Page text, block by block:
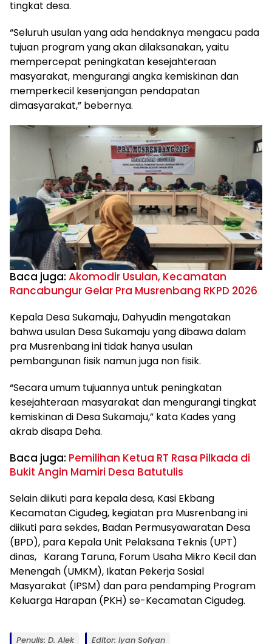
tingkat desa.
“Seluruh usulan yang ada hendaknya mengacu pada
tujuan program yang akan dilaksanakan, yaitu
mempercepat peningkatan kesejahteraan
masyarakat, mengurangi angka kemiskinan dan
memperkecil kesenjangan pendapatan
dimasyarakat,” bebernya.
Baca juga: Akomodir Usulan, Kecamatan
Rancabungur Gelar Pra Musrenbang RKPD 2026
Kepala Desa Sukamaju, Dahyudin mengatakan
bahwa usulan Desa Sukamaju yang dibawa dalam
pra Musrenbang ini tidak hanya usulan
pembangunan fisik namun juga non fisik.
“Secara umum tujuannya untuk peningkatan
kesejahteraan masyarakat dan mengurangi tingkat
kemiskinan di Desa Sukamaju,” kata Kades yang
akrab disapa Deha.
Baca juga: Pemilihan Ketua RT Rasa Pilkada di
Bukit Angin Mamiri Desa Batutulis
Selain diikuti para kepala desa, Kasi Ekbang
Kecamatan Cigudeg, kegiatan pra Musrenbang ini
diikuti para sekdes, Badan Permusyawaratan Desa
(BPD), para Kepala Unit Pelaksana Teknis (UPT)
dinas, Karang Taruna, Forum Usaha Mikro Kecil dan
Menengah (UMKM), Ikatan Pekerja Sosial
Masyarakat (IPSM) dan para pendamping Program
Keluarga Harapan (PKH) se-Kecamatan Cigudeg.
Penulis: D. Alek Editor: Iyan Sofyan